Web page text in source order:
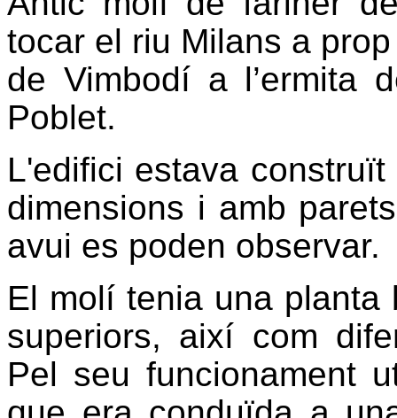
tocar el riu Milans a prop
de Vimbodí a l’ermita
Poblet.
L'edifici estava
dimensions i amb
avui es poden observar.
El molí tenia una
superiors, així com
Pel seu funcionament